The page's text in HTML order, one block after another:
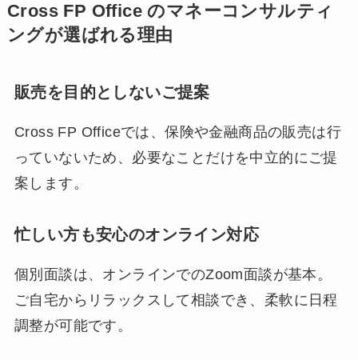
Cross FP Office のマネーコンサルティ
ングが選ばれる理由
販売を目的としないご提案
Cross FP Officeでは、保険や金融商品の販売は行
っていないため、必要なことだけを中立的にご提
案します。
忙しい方も安心のオンライン対応
個別面談は、オンラインでのZoom面談が基本。
ご自宅からリラックスして相談でき、柔軟に日程
調整が可能です。